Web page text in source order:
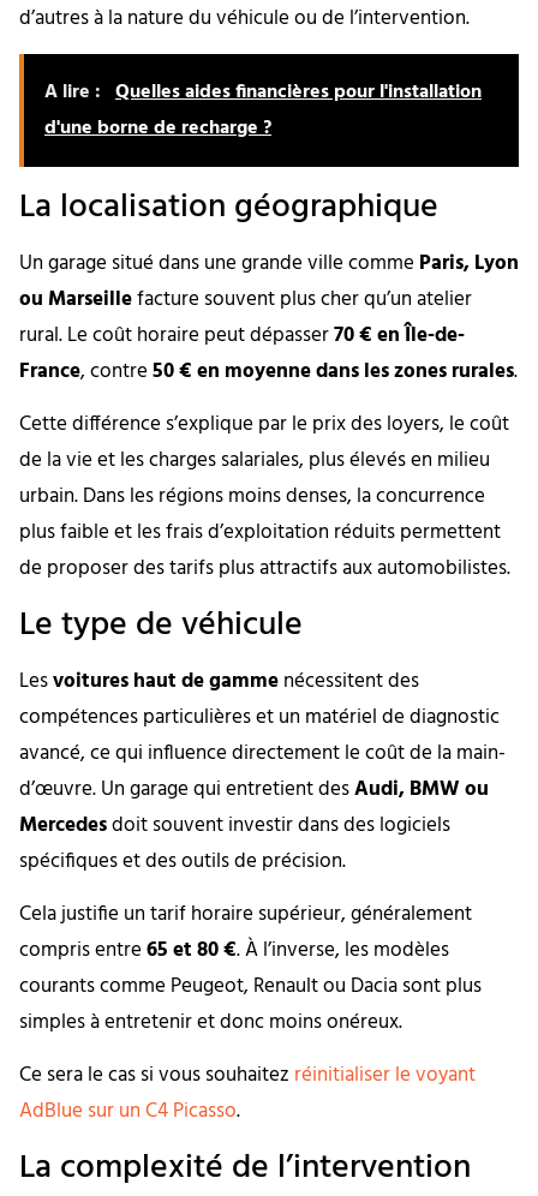
d’autres à la nature du véhicule ou de l’intervention.
A lire : Quelles aides financières pour l'installation
d'une borne de recharge ?
La localisation géographique
Un garage situé dans une grande ville comme Paris, Lyon
ou Marseillefacture souvent plus cher qu’un atelier
rural. Le coût horaire peut dépasser70 € en Île-de-
France, contre50 € en moyenne dans les zones rurales.
Cette différence s’explique par le prix des loyers, le coût
de la vie et les charges salariales, plus élevés en milieu
urbain. Dans les régions moins denses, la concurrence
plus faible et les frais d’exploitation réduits permettent
de proposer des tarifs plus attractifs aux automobilistes.
Le type de véhicule
Lesvoitures haut de gammenécessitent des
compétences particulières et un matériel de diagnostic
avancé, ce qui influence directement le coût de la main-
d’œuvre. Un garage qui entretient desAudi, BMW ou
Mercedesdoit souvent investir dans des logiciels
spécifiques et des outils de précision.
Cela justifie un tarif horaire supérieur, généralement
compris entre65 et 80 €. À l’inverse, les modèles
courants comme Peugeot, Renault ou Dacia sont plus
simples à entretenir et donc moins onéreux.
Ce sera le cas si vous souhaitez réinitialiser le voyant
AdBlue sur un C4 Picasso.
La complexité de l’intervention